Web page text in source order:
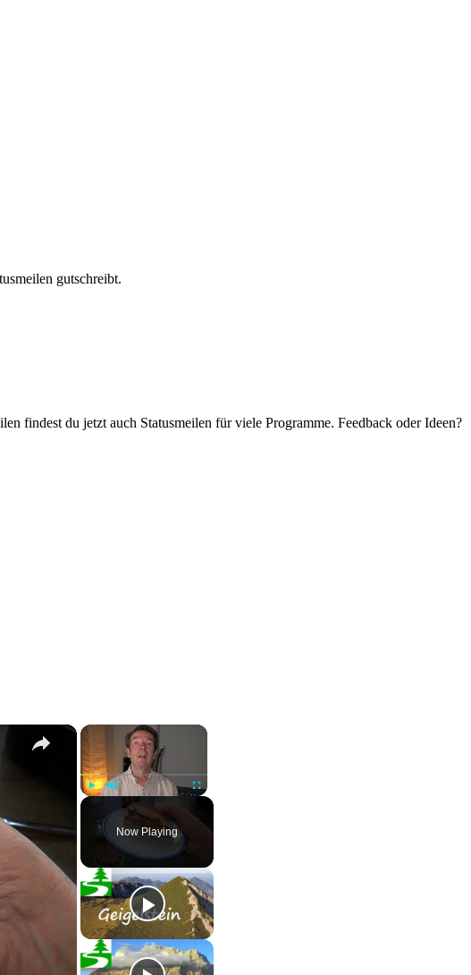
gutschreibt.
findest du jetzt auch Statusmeilen für viele Programme. Feedback oder Ideen?
×
Play Unmute Fullscreen
Now Playing
×